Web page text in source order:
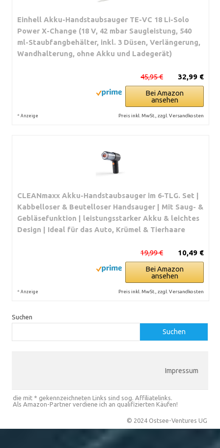
Einhell Akku-Handstaubsauger TE-VC 18 Li-Solo
Power X-Change (18 V, 42 mbar Saugleistung, 540
ml-Staubfangbehälter, inkl. 3 Düsen, Verlängerung,
Wandhalterung, ohne Akku und Ladegerät)
32,99 €
45,95 €
Bei Amazon
ansehen
* Anzeige Preis inkl. MwSt., zzgl. Versandkosten
CLEANmaxx Akku-Handstaubsauger im 6-TLG. Set |
Kabbelloser & Beutelloser Handsauger | Mit Saug- &
Gebläsefunktion | leistungsstarker Akku & leichtes
Design | Ideal für das Auto, Krümel & Tierhaare
10,49 €
19,99 €
Bei Amazon
ansehen
* Anzeige Preis inkl. MwSt., zzgl. Versandkosten
Suchen
Suchen
Impressum
die mit * gekennzeichneten Links sind sog. Affiliatelinks.
Als Amazon-Partner verdiene ich an qualifizierten Käufen!
© 2024 Ostsee-Ventures UG